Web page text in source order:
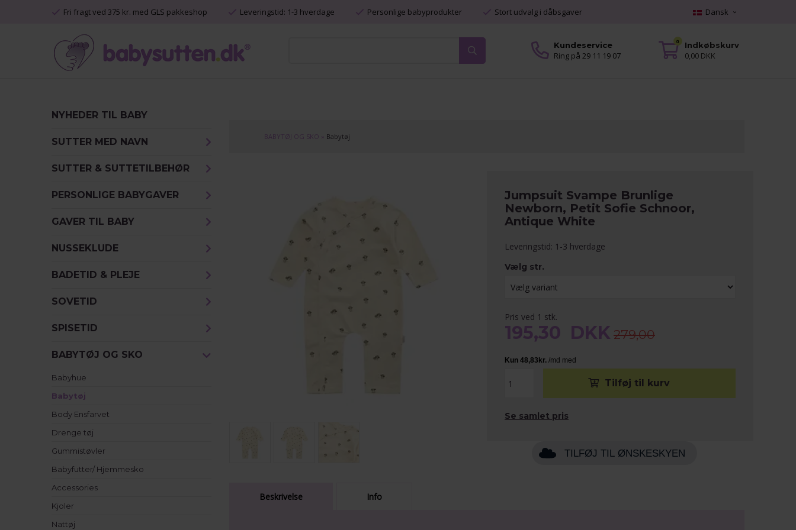
Fri fragt ved 375 kr. med GLS pakkeshop Leveringstid: 1-3 hverdage Personlige babyprodukter Stort udvalg i dåbsgaver Dansk
Kundeservice
Ring på 29 11 19 07
Indkøbskurv
0,00 DKK
0
NYHEDER TIL BABY
SUTTER MED NAVN
SUTTER & SUTTETILBEHØR
PERSONLIGE BABYGAVER
GAVER TIL BABY
NUSSEKLUDE
BADETID & PLEJE
SOVETID
SPISETID
BABYTØJ OG SKO
Babyhue
Babytøj
Body Ensfarvet
Drenge tøj
Gummistøvler
Babyfutter/ Hjemmesko
Accessories
Kjoler
Nattøj
BABYTØJ OG SKO Babytøj
Jumpsuit Svampe Brunlige
Newborn, Petit Sofie Schnoor,
Antique White
Leveringstid: 1-3 hverdage
Vælg str.
Pris ved 1 stk.
195,30 DKK 279,00
Se samlet pris
TILFØJ TIL ØNSKESKYEN
Beskrivelse Info